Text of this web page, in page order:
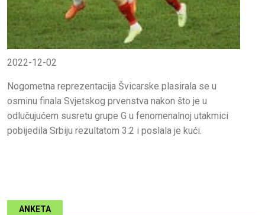
2022-12-02
Nogometna reprezentacija Švicarske plasirala se u
osminu finala Svjetskog prvenstva nakon što je u
odlučujućem susretu grupe G u fenomenalnoj utakmici
pobijedila Srbiju rezultatom 3:2 i poslala je kući.
ANKETA